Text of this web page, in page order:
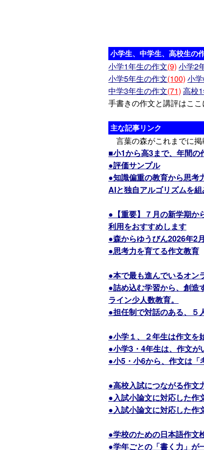
小学生、中学生、高校生の
小学1年生の作文(9) 小学2
小学5年生の作文(100) 小
中学3年生の作文(71) 高校
手書きの作文と講評はこ
主な記事リンク
言葉の森がこれまでに掲
■小1から高3まで、年間の
●評価サンプル
●知識偏重の教育から思考
AIと独自アルゴリズムを
●【重要】７月の新学期
利用をおすすめします
●森からゆうびん2026年2月
●思考力を育てる作文教育
●本で最も進んでいるオン
●詰め込む学習から、創造
ライン少人数教育。
●担任制で対話のある、５
●小学１、２年生は作文を
●小学3・4年生は、作文が
●小5・小6から、作文は「
●高校入試につながる作文
●入試小論文に対応した作
●入試小論文に対応した作
●学校のための日本語作文
●学年ごとの「書く力」が